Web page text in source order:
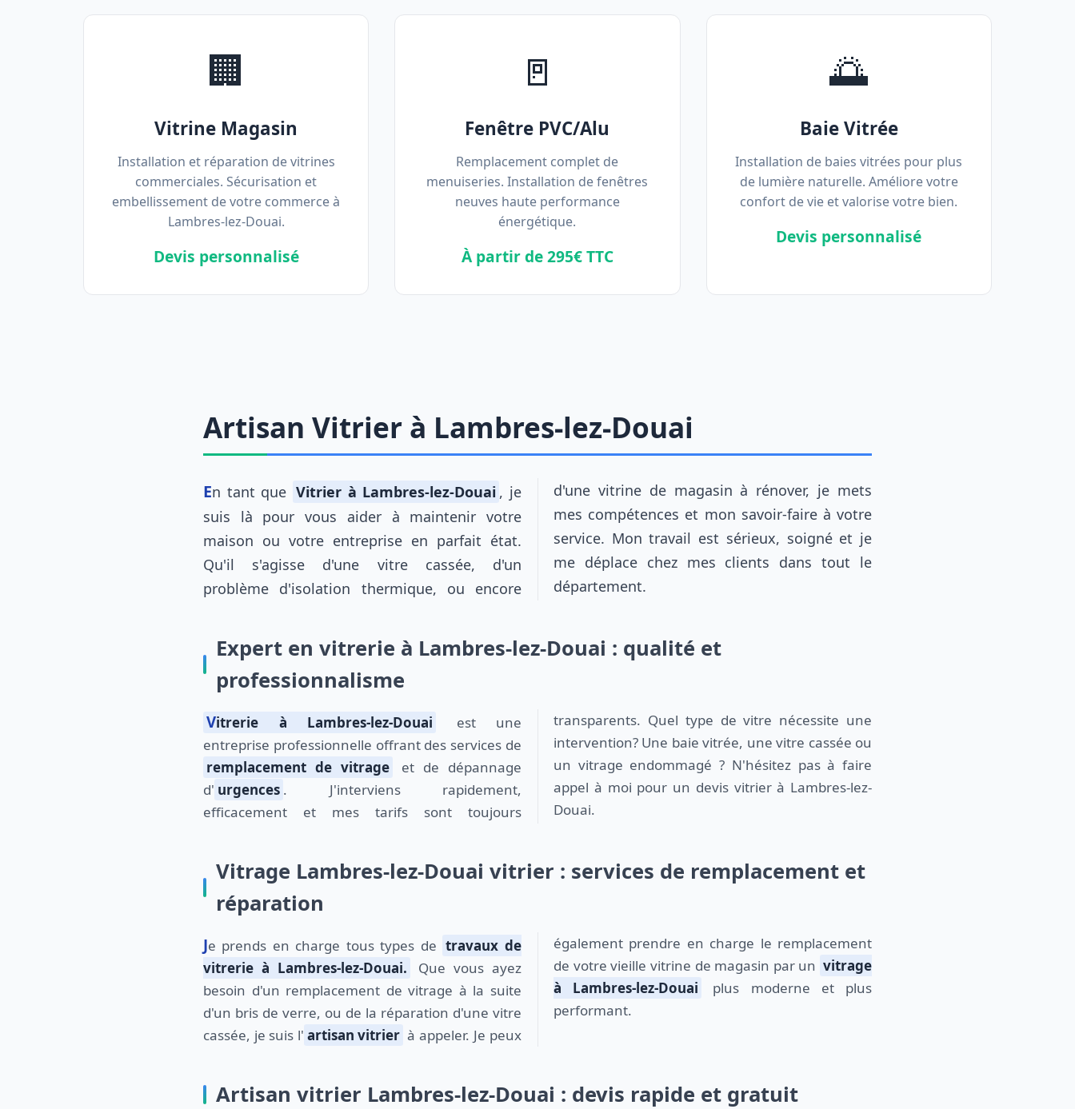
🏢
Vitrine Magasin
Installation et réparation de vitrines
commerciales. Sécurisation et
embellissement de votre commerce à
Lambres-lez-Douai.
Devis personnalisé
🚪
Fenêtre PVC/Alu
Remplacement complet de
menuiseries. Installation de fenêtres
neuves haute performance
énergétique.
À partir de 295€ TTC
🌅
Baie Vitrée
Installation de baies vitrées pour plus
de lumière naturelle. Améliore votre
confort de vie et valorise votre bien.
Devis personnalisé
Artisan Vitrier à Lambres-lez-Douai
En tant que Vitrier à Lambres-lez-Douai , je
suis là pour vous aider à maintenir votre
maison ou votre entreprise en parfait état.
Qu'il s'agisse d'une vitre cassée, d'un
problème d'isolation thermique, ou encore
d'une vitrine de magasin à rénover, je mets
mes compétences et mon savoir-faire à votre
service. Mon travail est sérieux, soigné et je
me déplace chez mes clients dans tout le
département.
Expert en vitrerie à Lambres-lez-Douai : qualité et
professionnalisme
Vitrerie à Lambres-lez-Douai
est une
entreprise professionnelle offrant des services de
remplacement de vitrage
et de dépannage
d' urgences . J'interviens rapidement,
efficacement et mes tarifs sont toujours
transparents. Quel type de vitre nécessite une
intervention? Une baie vitrée, une vitre cassée ou
un vitrage endommagé ? N'hésitez pas à faire
appel à moi pour un devis vitrier à Lambres-lez-
Douai.
Vitrage Lambres-lez-Douai vitrier : services de remplacement et
réparation
Je prends en charge tous types de travaux de
vitrerie à Lambres-lez-Douai.
Que vous ayez
besoin d'un remplacement de vitrage à la suite
d'un bris de verre, ou de la réparation d'une vitre
cassée, je suis l' artisan vitrier à appeler. Je peux
également prendre en charge le remplacement
de votre vieille vitrine de magasin par un vitrage
à Lambres-lez-Douai
plus moderne et plus
performant.
Artisan vitrier Lambres-lez-Douai : devis rapide et gratuit